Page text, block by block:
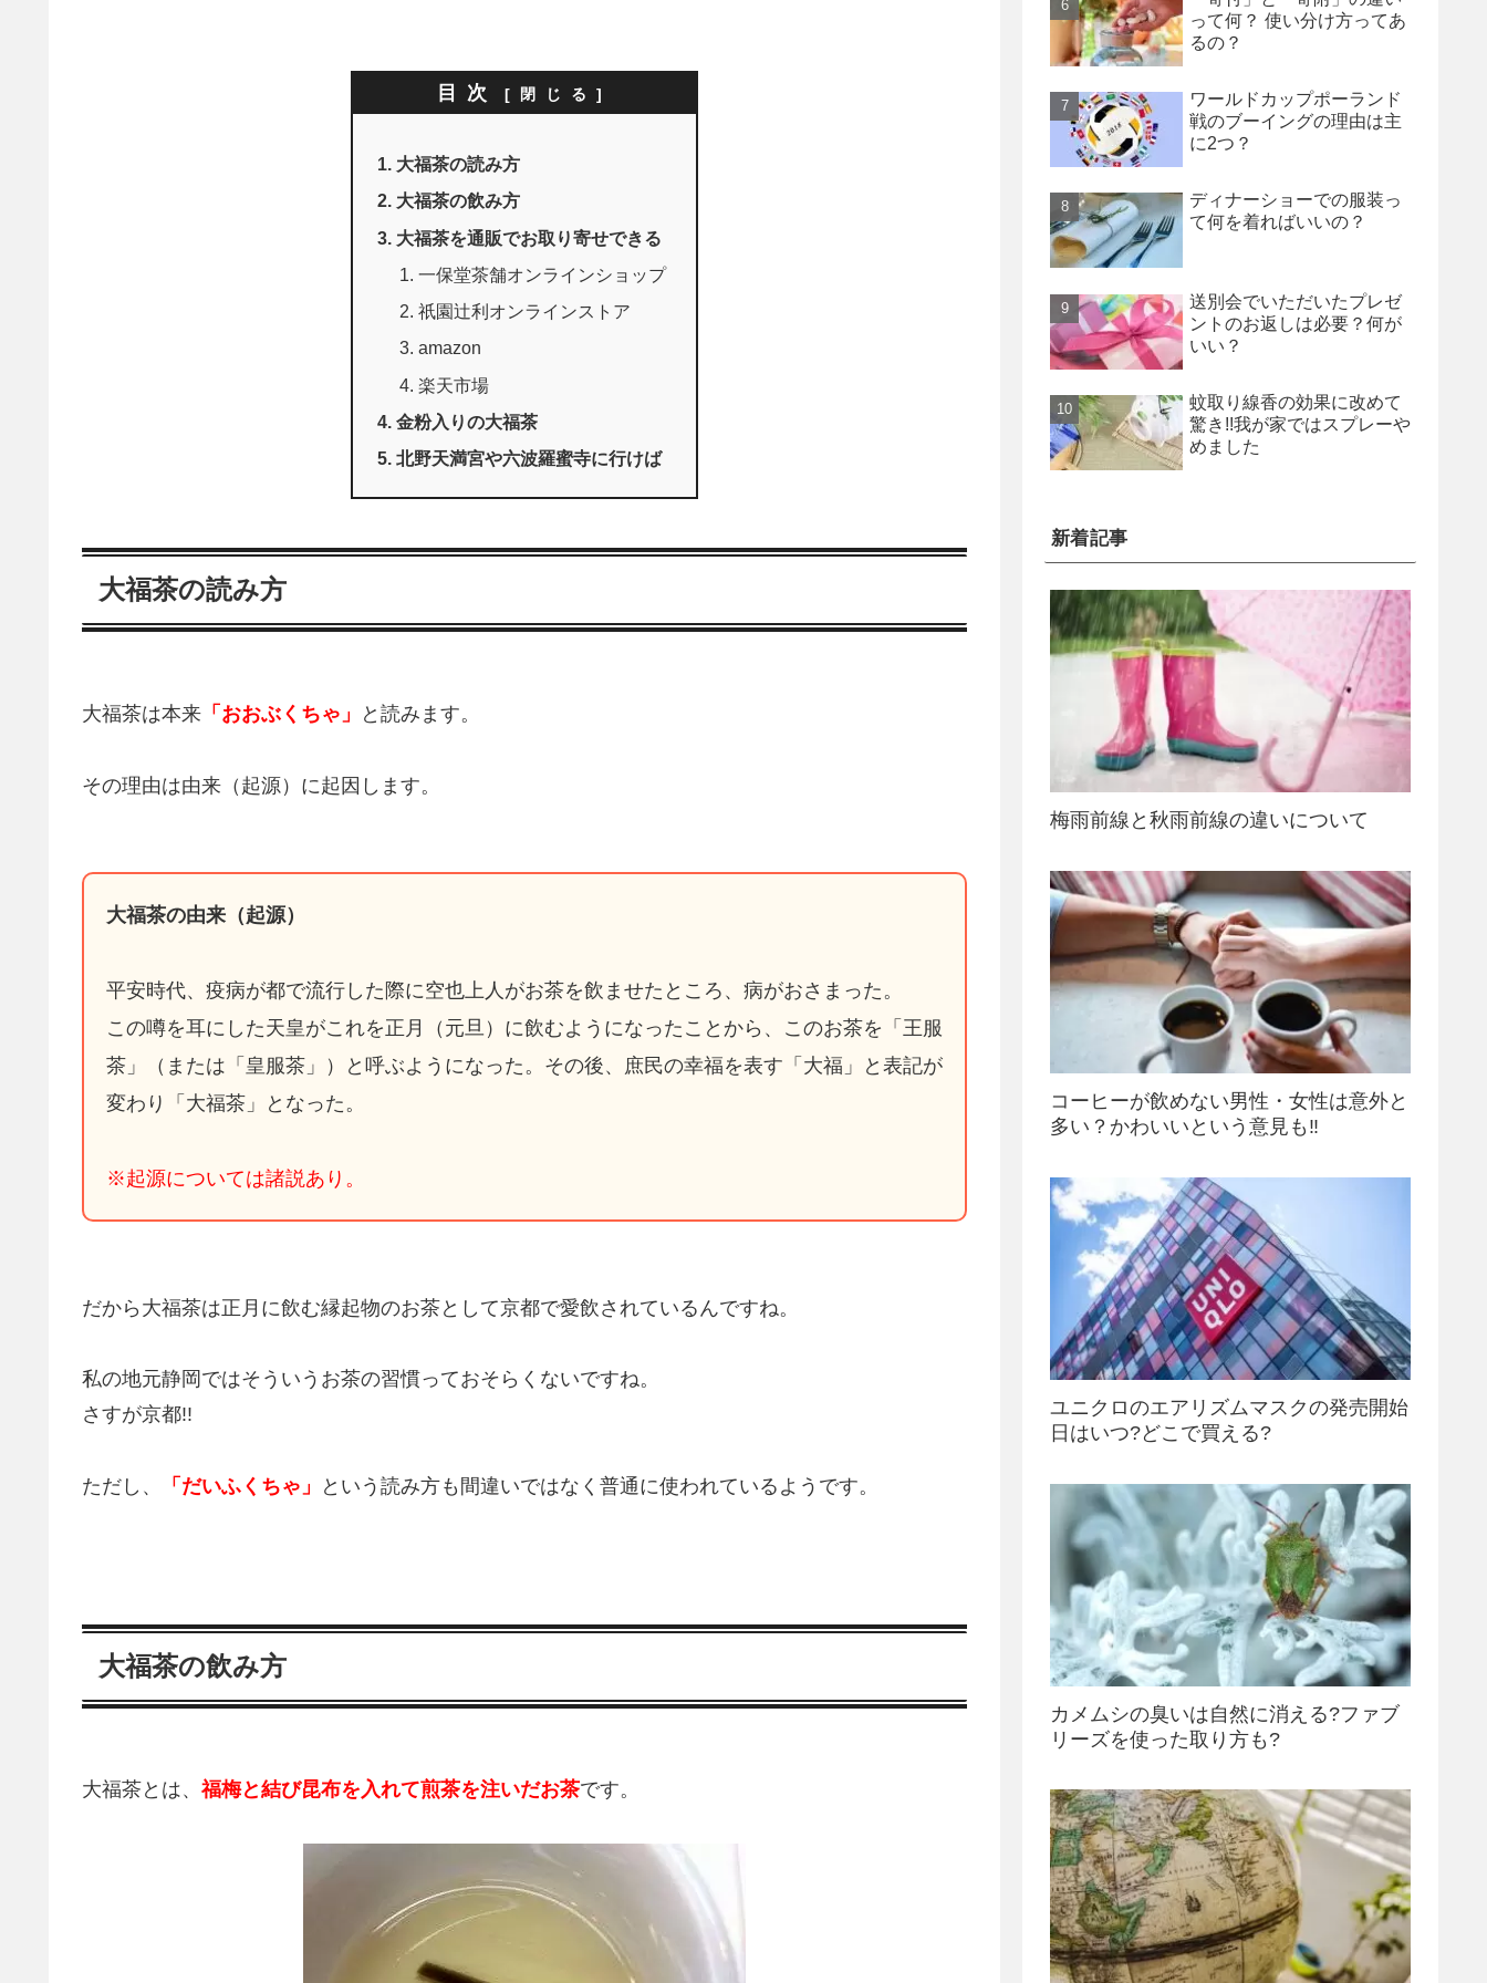
目次
大福茶の読み方
大福茶の飲み方
大福茶を通販でお取り寄せできる
一保堂茶舗オンラインショップ
祇園辻利オンラインストア
amazon
楽天市場
金粉入りの大福茶
北野天満宮や六波羅蜜寺に行けば
大福茶の読み方
大福茶は本来 「おおぶくちゃ」 と読みます。
その理由は由来（起源）に起因します。
大福茶の由来（起源）
平安時代、疫病が都で流行した際に空也上人がお茶を飲ませたところ、病がおさまった。
この噂を耳にした天皇がこれを正月（元旦）に飲むようになったことから、このお茶を「王服
茶」（または「皇服茶」）と呼ぶようになった。その後、庶民の幸福を表す「大福」と表記が
変わり「大福茶」となった。
※起源については諸説あり。
だから大福茶は正月に飲む縁起物のお茶として京都で愛飲されているんですね。
私の地元静岡ではそういうお茶の習慣っておそらくないですね。
さすが京都!!
ただし、 「だいふくちゃ」 という読み方も間違いではなく普通に使われているようです。
大福茶の飲み方
大福茶とは、 福梅と結び昆布を入れて煎茶を注いだお茶です。
って何？ 使い分け方ってあ
るの？
ワールドカップポーランド
戦のブーイングの理由は主
に2つ？
ディナーショーでの服装っ
て何を着ればいいの？
送別会でいただいたプレゼ
ントのお返しは必要？何が
いい？
蚊取り線香の効果に改めて
驚き!!我が家ではスプレーや
めました
新着記事
梅雨前線と秋雨前線の違いについて
コーヒーが飲めない男性・女性は意外と
多い？かわいいという意見も‼
ユニクロのエアリズムマスクの発売開始
日はいつ?どこで買える?
カメムシの臭いは自然に消える?ファブ
リーズを使った取り方も?